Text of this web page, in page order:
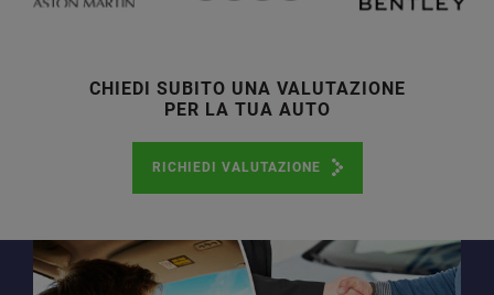
CHIEDI SUBITO UNA VALUTAZIONE
PER LA TUA AUTO
RICHIEDI VALUTAZIONE